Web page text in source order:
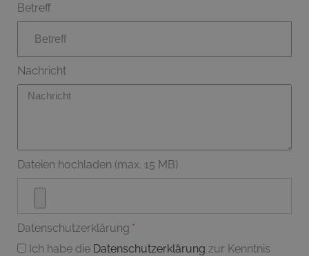
Betreff
Nachricht
Dateien hochladen (max. 15 MB)
Datenschutzerklärung
Ich habe die Datenschutzerklärung zur Kenntnis